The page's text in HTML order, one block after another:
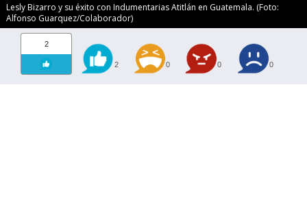
Lesly Bizarro y su éxito con Indumentarias Atitlán en Guatemala. (Foto:
Alfonso Guarquez/Colaborador)
2
2 0 0 0